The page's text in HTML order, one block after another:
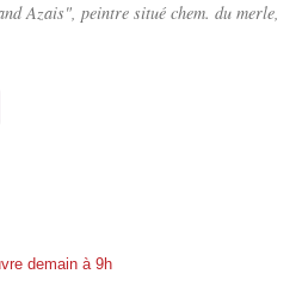
Azais", peintre situé chem. du merle,
demain à 9h